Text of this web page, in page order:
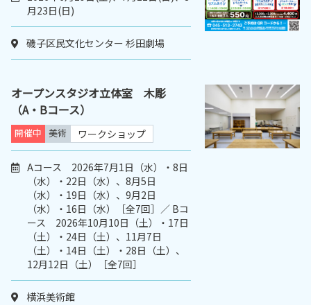
月23日(日)
磯子区民文化センター 杉田劇場
オープンスタジオ立体室 木彫
（A・Bコース）
開催中 美術 ワークショップ
Aコース 2026年7月1日（水）・8日
（水）・22日（水）、8月5日
（水）・19日（水）、9月2日
（水）・16日（水）［全7回］／ Bコ
ース 2026年10月10日（土）・17日
（土）・24日（土）、11月7日
（土）・14日（土）・28日（土）、
12月12日（土）［全7回］
横浜美術館